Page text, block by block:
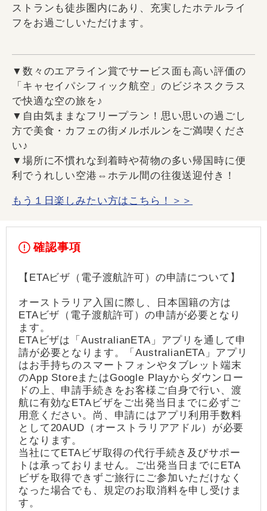
ストランも徒歩圏内にあり、充実したホテルライ
フをお過ごしいただけます。
▼数々のエアライン賞でサービス面も高い評価の
「キャセイパシフィック航空」のビジネスクラス
で快適な空の旅を♪
▼自由気ままなフリープラン！思い思いの過ごし
方で美食・カフェの街メルボルンをご満喫くださ
い♪
▼場所に不慣れな到着時や荷物の多い帰国時に便
利でうれしい空港⇔ホテル間の往復送迎付き！
もう１日楽しみたい方はこちら！＞＞
確認事項
【ETAビザ（電子渡航許可）の申請について】
オーストラリア入国に際し、日本国籍の方は
ETAビザ（電子渡航許可）の申請が必要となり
ます。
ETAビザは「AustralianETA」アプリを通して申
請が必要となります。「AustralianETA」アプリ
はお手持ちのスマートフォンやタブレット端末
のApp StoreまたはGoogle Playからダウンロー
ドの上、申請手続きをお客様ご自身で行い、渡
航に有効なETAビザをご出発当日までに必ずご
用意ください。尚、申請にはアプリ利用手数料
として20AUD（オーストラリアアドル）が必要
となります。
当社にてETAビザ取得の代行手続き及びサポー
トは承っておりません。ご出発当日までにETA
ビザを取得できずご旅行にご参加いただけなく
なった場合でも、規定のお取消料を申し受けま
す。